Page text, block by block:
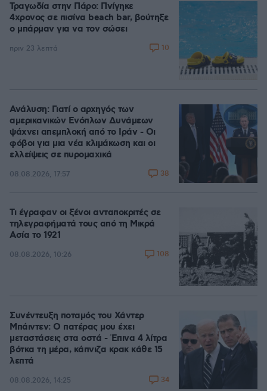
Τραγωδία στην Πάρο: Πνίγηκε
4χρονος σε πισίνα beach bar, βούτηξε
ο μπάρμαν για να τον σώσει
πριν 23 λεπτά 10
Ανάλυση: Γιατί ο αρχηγός των
αμερικανικών Ενόπλων Δυνάμεων
ψάχνει απεμπλοκή από το Ιράν - Οι
φόβοι για μια νέα κλιμάκωση και οι
ελλείψεις σε πυρομαχικά
08.08.2026, 17:57 38
Τι έγραφαν οι ξένοι ανταποκριτές σε
τηλεγραφήματά τους από τη Μικρά
Ασία το 1921
08.08.2026, 10:26 108
Συνέντευξη ποταμός του Χάντερ
Μπάιντεν: Ο πατέρας μου έχει
μεταστάσεις στα οστά - Έπινα 4 λίτρα
βότκα τη μέρα, κάπνιζα κρακ κάθε 15
λεπτά
08.08.2026, 14:25 34